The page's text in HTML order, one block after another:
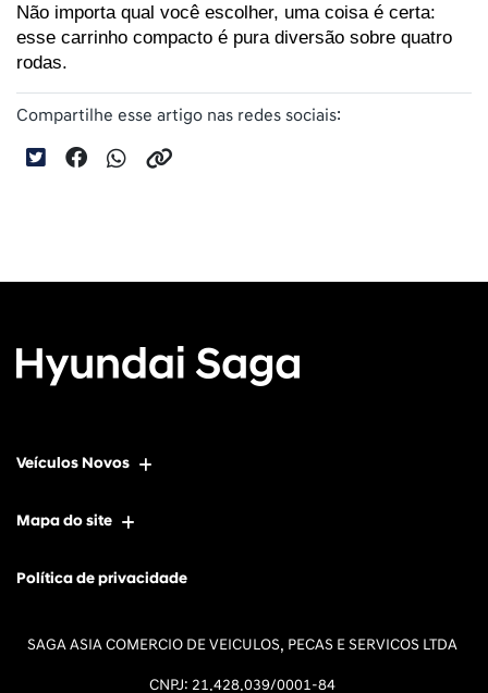
Não importa qual você escolher, uma coisa é certa:
esse carrinho compacto é pura diversão sobre quatro
rodas.
Compartilhe esse artigo nas redes sociais:
Veículos Novos
Mapa do site
Política de privacidade
SAGA ASIA COMERCIO DE VEICULOS, PECAS E SERVICOS LTDA
CNPJ: 21.428.039/0001-84